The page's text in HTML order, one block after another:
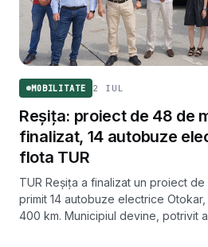
MOBILITATE 2 IUL
Reșița: proiect de 48 de
finalizat, 14 autobuze
flota TUR
TUR Reșița a finalizat un proiect de
primit 14 autobuze electrice
400 km. Municipiul devine, potrivit